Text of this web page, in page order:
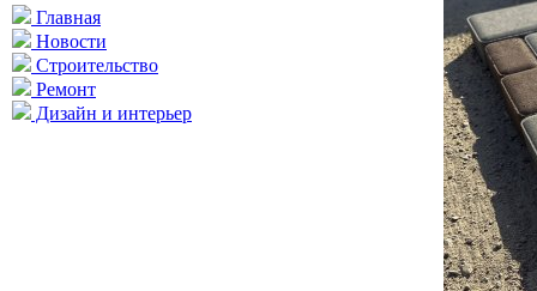
Главная
Новости
Строительство
Ремонт
Дизайн и интерьер